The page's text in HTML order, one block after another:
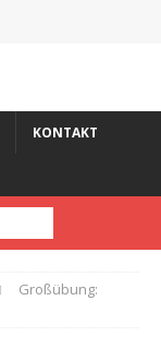
KONTAKT
Großübung: